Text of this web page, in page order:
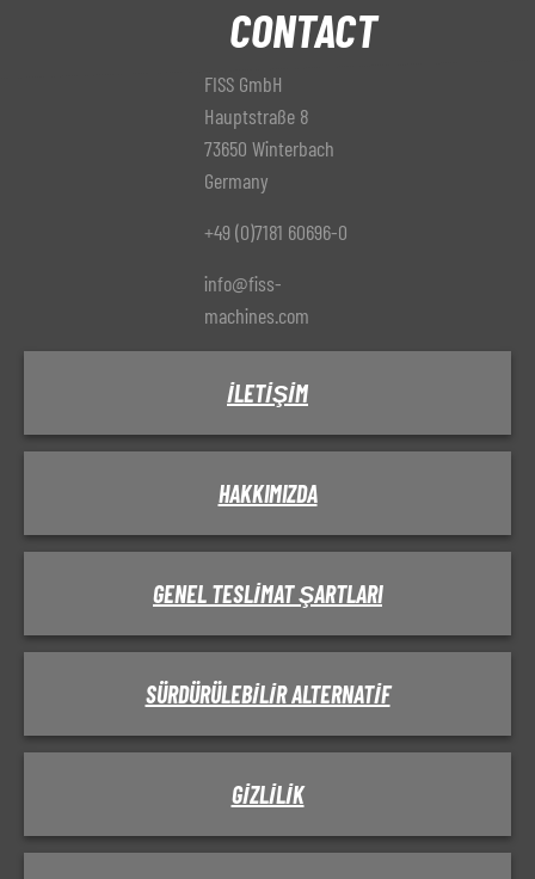
CONTACT
FISS GmbH
Hauptstraße 8
73650 Winterbach
Germany
+49 (0)7181 60696-0
info@fiss-
machines.com
İLETIŞIM
HAKKIMIZDA
GENEL TESLIMAT ŞARTLARI
SÜRDÜRÜLEBILIR ALTERNATIF
GIZLILIK